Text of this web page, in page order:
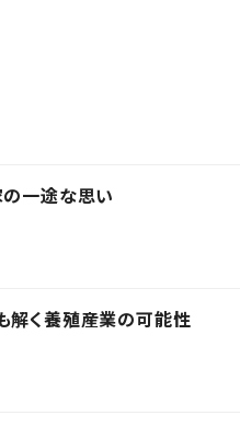
一途な思い
解く養殖産業の可能性